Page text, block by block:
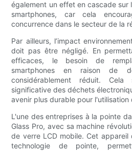
également un effet en cascade sur
smartphones, car cela
concurrence dans le secteur de la
Par ailleurs, l’impact
doit pas être négligé. En
efficaces, le besoin de
smartphones en raison de
considérablement réduit. Cela
significative des déchets
avenir plus durable pour l'utilisation
L'une des entreprises à la pointe
Glass Pro, avec sa machine
de verre LCD mobile. Cet
technologie de pointe,